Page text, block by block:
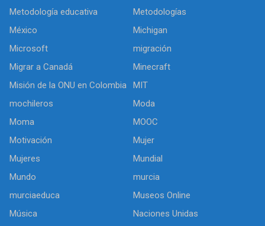
Metodología educativa
Metodologías
México
Michigan
Microsoft
migración
Migrar a Canadá
Minecraft
Misión de la ONU en Colombia
MIT
mochileros
Moda
Moma
MOOC
Motivación
Mujer
Mujeres
Mundial
Mundo
murcia
murciaeduca
Museos Online
Música
Naciones Unidas